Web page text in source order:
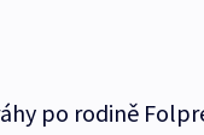
po rodině